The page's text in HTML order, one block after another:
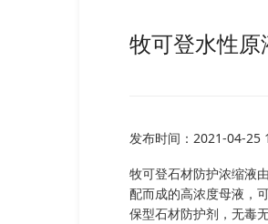
牧可登水性原
发布时间：2021-04-25
牧可登石材防护浓缩液
配而成的高浓度母液，
保型石材防护剂，无毒